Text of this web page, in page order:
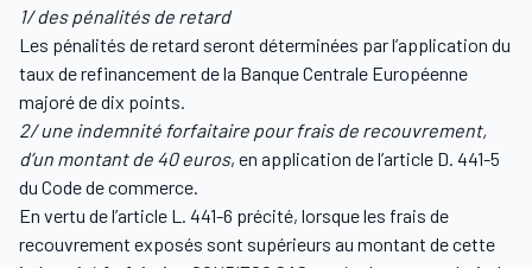
1/ des pénalités de retard
Les pénalités de retard seront déterminées par l’application du
taux de refinancement de la Banque Centrale Européenne
majoré de dix points.
2/ une indemnité forfaitaire pour frais de recouvrement,
d’un montant de 40 euros, en application de l’article D. 441-5
du Code de commerce.
En vertu de l’article L. 441-6 précité, lorsque les frais de
recouvrement exposés sont supérieurs au montant de cette